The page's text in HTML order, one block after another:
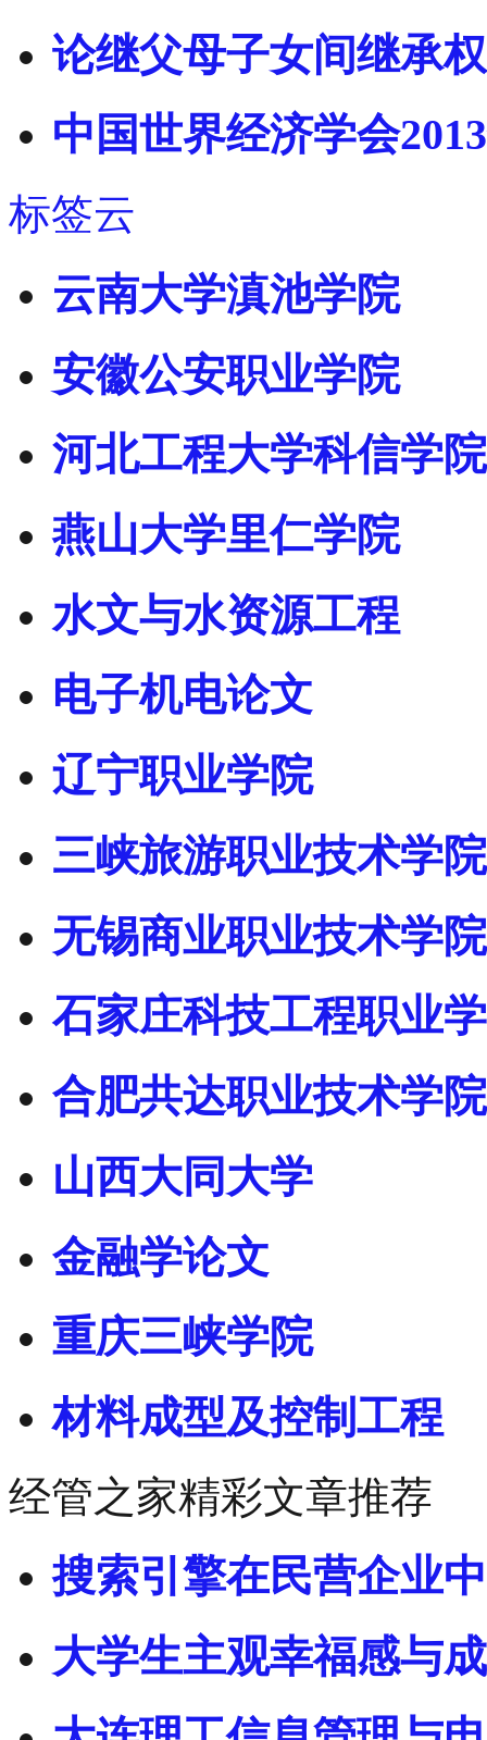
论继父母子女间继承
中国世界经济学会
标签云
云南大学滇池学院
安徽公安职业学院
河北工程大学科信学院
燕山大学里仁学院
水文与水资源工程
电子机电论文
辽宁职业学院
三峡旅游职业技术学院
无锡商业职业技术学院
石家庄科技工程职业
合肥共达职业技术学院
山西大同大学
金融学论文
重庆三峡学院
材料成型及控制工程
经管之家精彩文章推荐
搜索引擎在民营企业
大学生主观幸福感与